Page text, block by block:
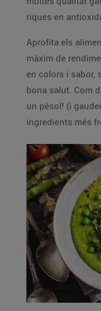
riques en
Aprofita els
màxim de
en colors i sabor,
bona salut. Com
un pèsol! (i
ingredients més